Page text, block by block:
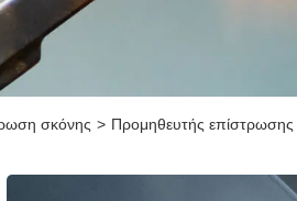
σκόνης > Προμηθευτής επίστρωσης